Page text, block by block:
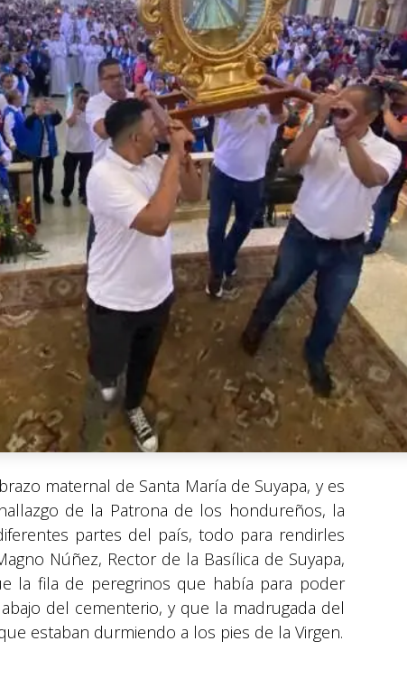
maternal de Santa María de Suyapa, y es
de la Patrona de los hondureños, la
partes del país, todo para rendirles
Núñez, Rector de la Basílica de Suyapa,
la fila de peregrinos que había para poder
del cementerio, y que la madrugada del
estaban durmiendo a los pies de la Virgen.